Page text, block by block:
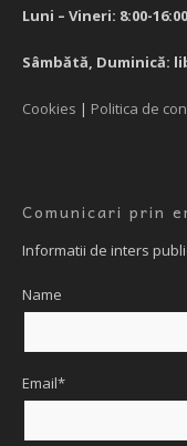
Luni – Vineri: 8:00-16:00
Sâmbătă, Duminică:
Cookies | Politica de
Comunicari prin
Informatii de inters
Name
Email*